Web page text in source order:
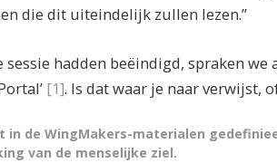
die dit uiteindelijk zullen lezen.”
sessie hadden beëindigd, spraken
[1]. Is dat waar je naar verwijst,
in de WingMakers-materialen
van de menselijke ziel.